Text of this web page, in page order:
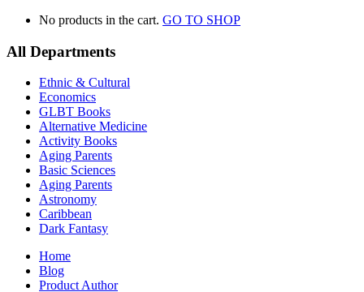
No products in the cart. GO TO SHOP
All Departments
Ethnic & Cultural
Economics
GLBT Books
Alternative Medicine
Activity Books
Aging Parents
Basic Sciences
Aging Parents
Astronomy
Caribbean
Dark Fantasy
Home
Blog
Product Author